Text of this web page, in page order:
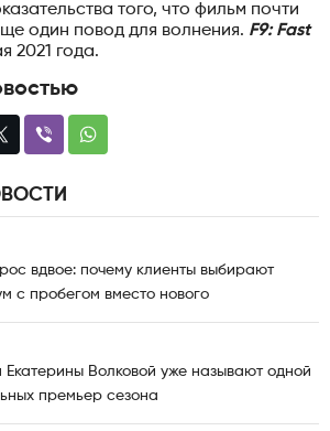
того, что фильм почти
один повод для волнения. F9: Fast
2021 года.
вдвое: почему клиенты выбирают
с пробегом вместо нового
Екатерины Волковой уже называют одной
премьер сезона